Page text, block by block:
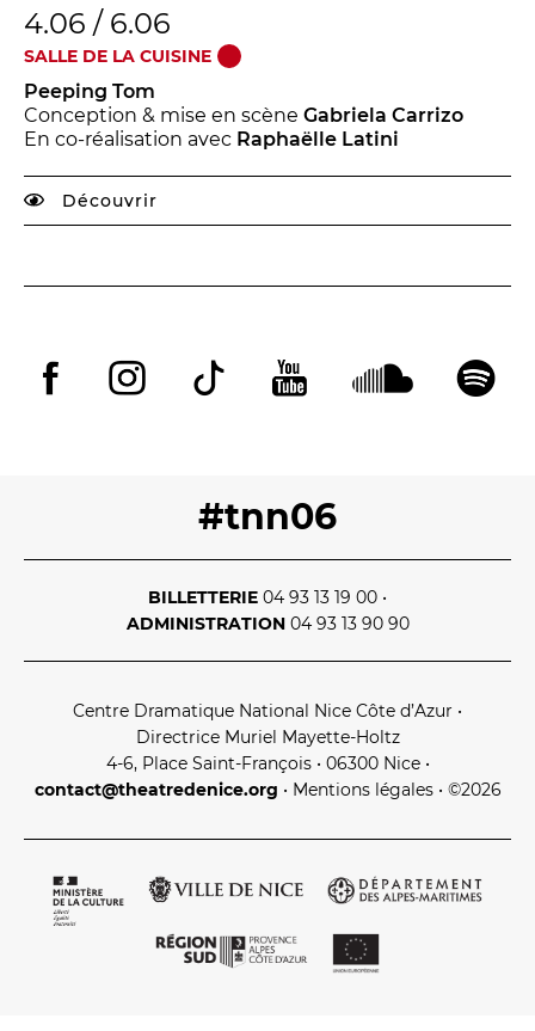
4.06 / 6.06
SALLE DE LA CUISINE
Peeping Tom
Conception & mise en scène Gabriela Carrizo
En co-réalisation avec Raphaëlle Latini
Découvrir
#tnn06
BILLETTERIE 04 93 13 19 00 •
ADMINISTRATION 04 93 13 90 90
Centre Dramatique National Nice Côte d’Azur •
Directrice Muriel Mayette‑Holtz
4‑6, Place Saint‑François • 06300 Nice •
contact@theatredenice.org • Mentions légales• ©2026